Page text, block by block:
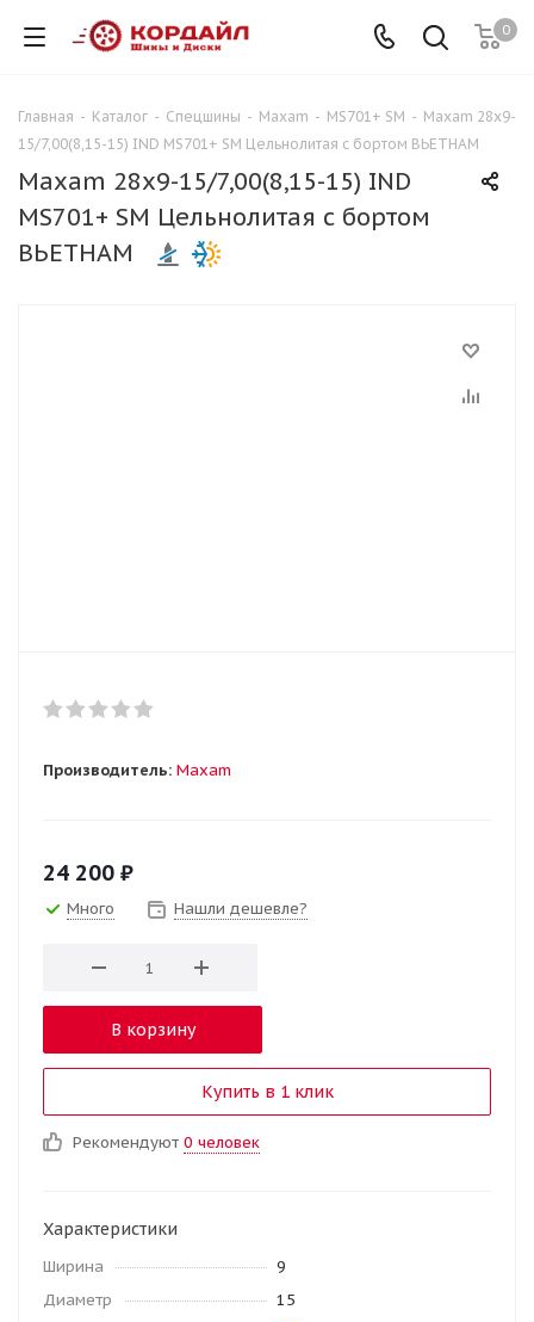
0
Главная - Каталог - Спецшины - Maxam - MS701+ SM - Maxam 28x9-
15/7,00(8,15-15) IND MS701+ SM Цельнолитая с бортом ВЬЕТНАМ
Maxam 28x9-15/7,00(8,15-15) IND
MS701+ SM Цельнолитая с бортом
ВЬЕТНАМ
Производитель: Maxam
24 200 ₽
Много Нашли дешевле?
В корзину
Купить в 1 клик
Рекомендуют 0 человек
Характеристики
Ширина
9
Диаметр
15